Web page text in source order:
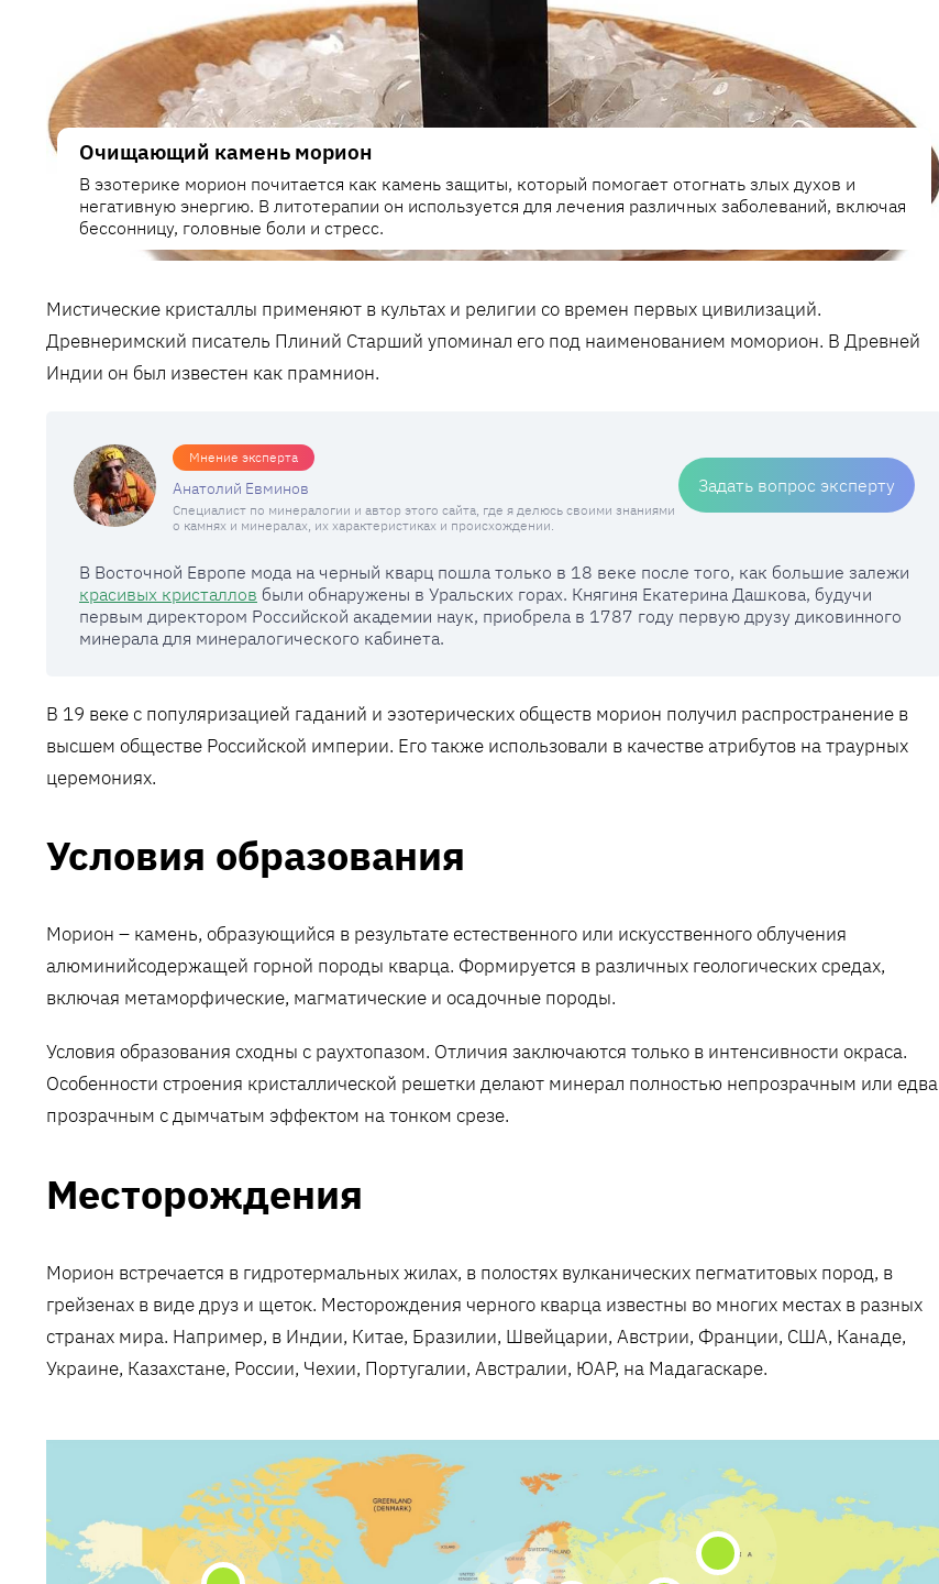
Очищающий камень морион
В эзотерике морион почитается как камень защиты, который помогает отогнать злых духов и
негативную энергию. В литотерапии он используется для лечения различных заболеваний, включая
бессонницу, головные боли и стресс.
Мистические кристаллы применяют в культах и религии со времен первых цивилизаций.
Древнеримский писатель Плиний Старший упоминал его под наименованием моморион. В Древней
Индии он был известен как прамнион.
Мнение эксперта
Анатолий Евминов
Специалист по минералогии и автор этого сайта, где я делюсь своими знаниями
о камнях и минералах, их характеристиках и происхождении.
Задать вопрос эксперту
В Восточной Европе мода на черный кварц пошла только в 18 веке после того, как большие залежи
красивых кристаллов были обнаружены в Уральских горах. Княгиня Екатерина Дашкова, будучи
первым директором Российской академии наук, приобрела в 1787 году первую друзу диковинного
минерала для минералогического кабинета.
В 19 веке с популяризацией гаданий и эзотерических обществ морион получил распространение в
высшем обществе Российской империи. Его также использовали в качестве атрибутов на траурных
церемониях.
Условия образования
Морион – камень, образующийся в результате естественного или искусственного облучения
алюминийсодержащей горной породы кварца. Формируется в различных геологических средах,
включая метаморфические, магматические и осадочные породы.
Условия образования сходны с раухтопазом. Отличия заключаются только в интенсивности окраса.
Особенности строения кристаллической решетки делают минерал полностью непрозрачным или едва
прозрачным с дымчатым эффектом на тонком срезе.
Месторождения
Морион встречается в гидротермальных жилах, в полостях вулканических пегматитовых пород, в
грейзенах в виде друз и щеток. Месторождения черного кварца известны во многих местах в разных
странах мира. Например, в Индии, Китае, Бразилии, Швейцарии, Австрии, Франции, США, Канаде,
Украине, Казахстане, России, Чехии, Португалии, Австралии, ЮАР, на Мадагаскаре.